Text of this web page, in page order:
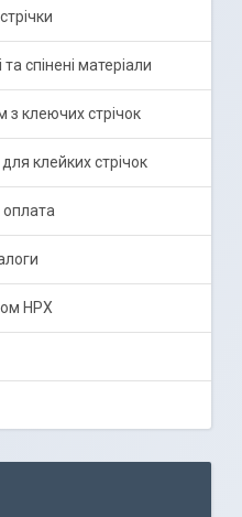
спінені матеріали
з клеючих стрічок
клейких стрічок
HPX